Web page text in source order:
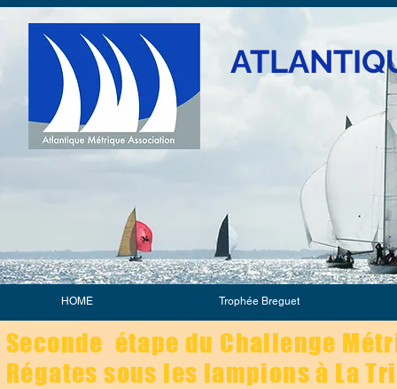
HOME Trophée Breguet
Seconde étape du Challenge
Régates sous les lampions à La